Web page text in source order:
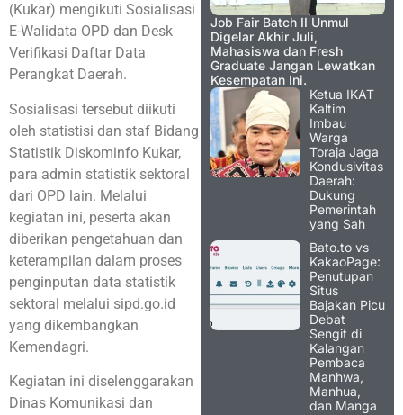
(Kukar) mengikuti Sosialisasi
E-Walidata OPD dan Desk
Verifikasi Daftar Data
Perangkat Daerah.
Sosialisasi tersebut diikuti
oleh statistisi dan staf Bidang
Statistik Diskominfo Kukar,
para admin statistik sektoral
dari OPD lain. Melalui
kegiatan ini, peserta akan
diberikan pengetahuan dan
keterampilan dalam proses
penginputan data statistik
sektoral melalui sipd.go.id
yang dikembangkan
Kemendagri.
Kegiatan ini diselenggarakan
Dinas Komunikasi dan
Job Fair Batch II Unmul
Digelar Akhir Juli,
Mahasiswa dan Fresh
Graduate Jangan Lewatkan
Kesempatan Ini.
Ketua IKAT
Kaltim
Imbau
Warga
Toraja Jaga
Kondusivitas
Daerah:
Dukung
Pemerintah
yang Sah
Bato.to vs
KakaoPage:
Penutupan
Situs
Bajakan Picu
Debat
Sengit di
Kalangan
Pembaca
Manhwa,
Manhua,
dan Manga